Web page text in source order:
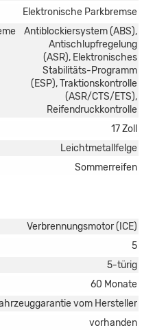
Elektronische Parkbremse
Antiblockiersystem (ABS),
Antischlupfregelung
(ASR), Elektronisches
Stabilitäts-Programm
(ESP), Traktionskontrolle
(ASR/CTS/ETS),
Reifendruckkontrolle
17 Zoll
Leichtmetallfelge
Sommerreifen
Verbrennungsmotor (ICE)
5
5-türig
60 Monate
vom Hersteller
vorhanden